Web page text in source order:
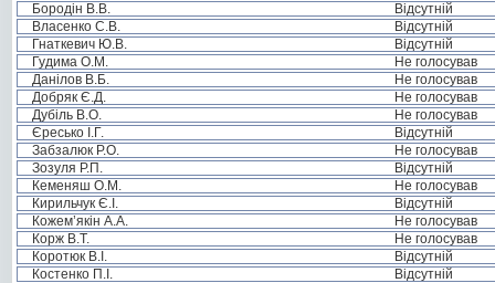
Бородін В.В.
Відсутній
Власенко С.В.
Відсутній
Гнаткевич Ю.В.
Відсутній
Гудима О.М.
Не голосував
Данілов В.Б.
Не голосував
Добряк Є.Д.
Не голосував
Дубіль В.О.
Не голосував
Єресько І.Г.
Відсутній
Забзалюк Р.О.
Не голосував
Зозуля Р.П.
Відсутній
Кеменяш О.М.
Не голосував
Кирильчук Є.І.
Відсутній
Кожем’якін А.А.
Не голосував
Корж В.Т.
Не голосував
Коротюк В.І.
Відсутній
Костенко П.І.
Відсутній